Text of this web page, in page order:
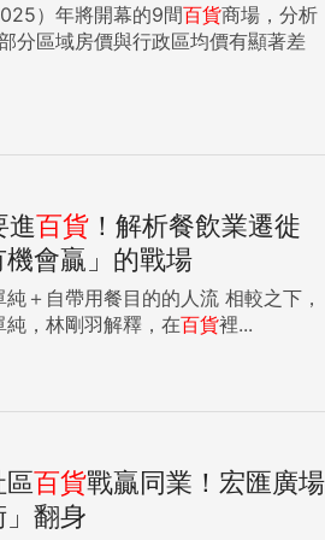
）年將開幕的9間百貨商場，分析
分區域房價與行政區均價有顯著差
進百貨 ！解析餐飲業遷徙
會贏」的戰場
的優勢：競爭環境單純＋自帶用餐目的的人流 相較之下，
，林剛羽解釋，在百貨裡...
區百貨戰贏同業！宏匯廣場
翻身